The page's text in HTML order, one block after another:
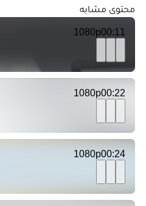
محتوى مشابه
00:11
1080p
00:22
1080p
00:24
1080p